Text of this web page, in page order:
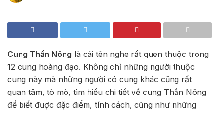
Cung Thần Nông là cái tên nghe rất quen thuộc trong
12 cung hoàng đạo. Không chỉ những người thuộc
cung này mà những người có cung khác cũng rất
quan tâm, tò mò, tìm hiểu chi tiết về cung Thần Nông
để biết được đặc điểm, tính cách, cũng như những